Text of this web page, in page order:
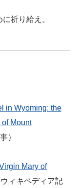
祈り給え。
in Wyoming: the
Mount
）
Mary of
ィキペディア記